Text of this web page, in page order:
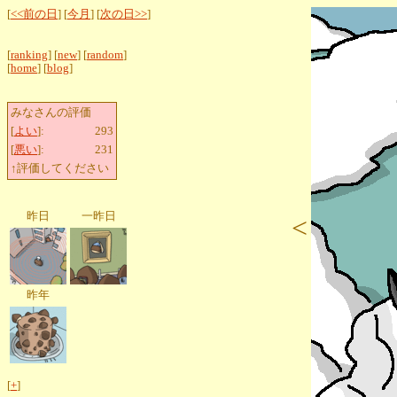
[<<前の日 ] [今月 ] [次の日>>]
[ranking] [new] [random]
[home] [blog]
みなさんの評価
[よい]:
293
[悪い]:
231
↑評価してください
昨日 一昨日
昨年
[+]
<